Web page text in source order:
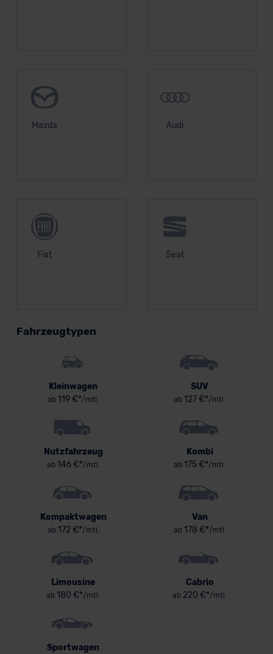
Mazda Audi
Fiat Seat
Fahrzeugtypen
Kleinwagen
ab 119 €*/mtl.
SUV
ab 127 €*/mtl.
Nutzfahrzeug
ab146 €*/mtl.
Kombi
ab 175 €*/mtl.
Kompaktwagen
ab172 €*/mtl.
Van
ab178 €*/mtl.
Limousine
ab 180 €*/mtl.
Cabrio
ab 220 €*/mtl.
Sportwagen